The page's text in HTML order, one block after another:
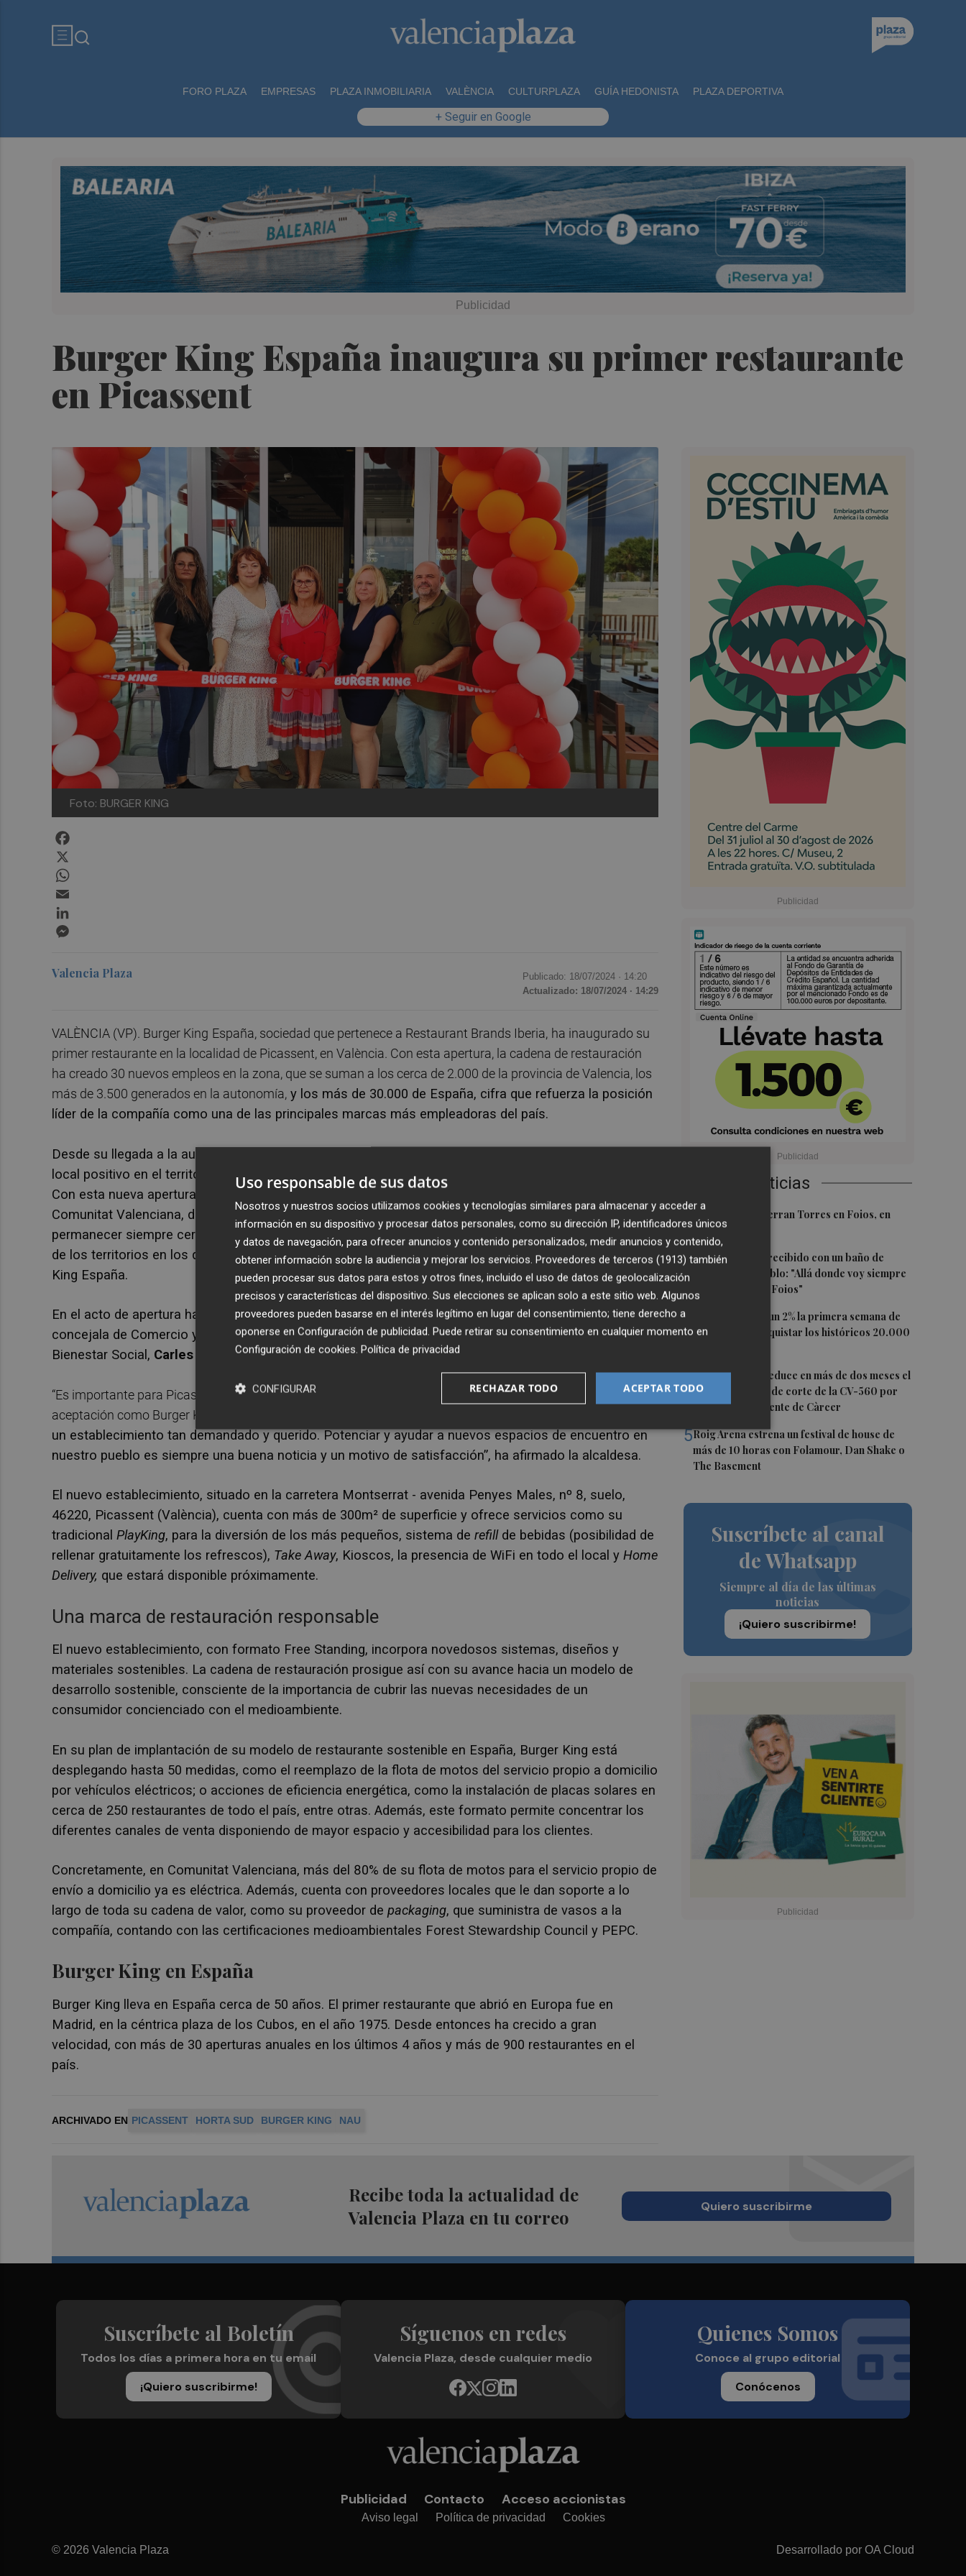
FORO PLAZA EMPRESAS PLAZA INMOBILIARIA VALÈNCIA CULTURPLAZA GUÍA HEDONISTA PLAZA DEPORTIVA
+ Seguir en Google
Burger King España inaugura su primer restaurante
en Picassent
Foto: BURGER KING
Últimas Noticias
1 El homenaje a Ferran Torres en Foios, en
imágenes
2Ferran Torres, recibido con un baño de
masas en su pueblo: "Allá donde voy siempre
digo que soy de Foios"
3
El Ibex 35 sube un 2% la primera semana de
agosto tras conquistar los históricos 20.000
4La Diputación reduce en más de dos meses el
tiempo previsto de corte de la CV-560 por
las obras del puente de Càrcer
5Roig Arena estrena un festival de house de
más de 10 horas con Folamour, Dan Shake o
The Basement
Suscríbete al canal
de Whatsapp
Siempre al día de las últimas
noticias
¡Quiero suscribirme!
Valencia Plaza Publicado: 18/07/2024 · 14:20
Actualizado: 18/07/2024 · 14:29
VALÈNCIA (VP). Burger King España, sociedad que pertenece a Restaurant Brands Iberia, ha inaugurado su
primer restaurante en la localidad de Picassent, en València. Con esta apertura, la cadena de restauración
ha creado 30 nuevos empleos en la zona, que se suman a los cerca de 2.000 de la provincia de Valencia, los
más de 3.500 generados en la autonomía, y los más de 30.000 de España, cifra que refuerza la posición
líder de la compañía como una de las principales marcas más empleadoras del país.
Desde su llegada a la autonomía, en el año 1981, Burger King sigue buscando generar un impacto
local positivo en el territorio.
“Estamos muy contentos de seguir creciendo en la provincia de Valencia.
Con esta nueva apertura en Picassent, podemos decir que ya estamos presentes en 40 municipios de
Comunitat Valenciana, demostrando así nuestra apuesta por el territorio y nuestro objetivo de
permanecer siempre cerca de nuestros clientes, convirtiéndonos en un agente activo de la economía
de los territorios en los que estamos presentes”, ha comentadoJorge Carvalho, director de Burger
King España.
En el acto de apertura han estado presentes la alcaldesa del municipio, Conxa García Ferrer; la
concejala de Comercio y Mercado,Leticia Hernandis; el tercer teniente de Alcalde y concejal de
Bienestar Social, Carles Silla y la responsable subterritorial de Burger King en la zona,
“Es importante para Picassent contar con una opción de ocio con una marca tan potente y con tanta
aceptación como Burger King
un establecimiento tan demandado y querido. Potenciar y ayudar a nuevos espacios de encuentro en
nuestro pueblo es siempre una buena noticia y un motivo de satisfacción”, ha afirmado la alcaldesa.
El nuevo establecimiento, situado en la carretera Montserrat - avenida Penyes Males, nº 8, suelo,
46220, Picassent (València), cuenta con más de 300m² de superficie y ofrece servicios como su
tradicional PlayKing, para la diversión de los más pequeños, sistema de refillde bebidas (posibilidad de
rellenar gratuitamente los refrescos), Take Away, Kioscos, la presencia de WiFi en todo el local y Home
Delivery, que estará disponible próximamente.
Una marca de restauración responsable
El nuevo establecimiento, con formato Free Standing, incorpora novedosos sistemas, diseños y
materiales sostenibles. La cadena de restauración prosigue así con su avance hacia un modelo de
desarrollo sostenible, consciente de la importancia de cubrir las nuevas necesidades de un
consumidor concienciado con el medioambiente.
En su plan de implantación de su modelo de restaurante sostenible en España, Burger King está
desplegando hasta 50 medidas, como el reemplazo de la flota de motos del servicio propio a domicilio
por vehículos eléctricos; o acciones de eficiencia energética, como la instalación de placas solares en
cerca de 250 restaurantes de todo el país, entre otras. Además, este formato permite concentrar los
diferentes canales de venta disponiendo de mayor espacio y accesibilidad para los clientes.
Concretamente, en Comunitat Valenciana, más del 80% de su flota de motos para el servicio propio de
envío a domicilio ya es eléctrica. Además, cuenta con proveedores locales que le dan soporte a lo
largo de toda su cadena de valor, como su proveedor de packaging, que suministra de vasos a la
compañía, contando con las certificaciones medioambientales Forest Stewardship Council y PEPC.
Burger King en España
Burger King lleva en España cerca de 50 años. El primer restaurante que abrió en Europa fue en
Madrid, en la céntrica plaza de los Cubos, en el año 1975. Desde entonces ha crecido a gran
velocidad, con más de 30 aperturas anuales en los últimos 4 años y más de 900 restaurantes en el
país.
ARCHIVADO EN PICASSENT HORTA SUD BURGER KING NAU
Recibe toda la actualidad de
Valencia Plaza en tu correo
Quiero suscribirme
Suscríbete al Boletín
Todos los días a primera hora en tu email
¡Quiero suscribirme!
Síguenos en redes
Valencia Plaza, desde cualquier medio
Quienes Somos
Conoce al grupo editorial
Conócenos
Publicidad Contacto Acceso accionistas
Aviso legal Política de privacidad Cookies
© 2026 Valencia Plaza Desarrollado por OA Cloud
Uso responsable de sus datos
Nosotros y nuestros socios utilizamos cookies y tecnologías similares para almacenar y acceder a
información en su dispositivo y procesar datos personales, como su dirección IP, identificadores únicos
y datos de navegación, para ofrecer anuncios y contenido personalizados, medir anuncios y contenido,
obtener información sobre la audiencia y mejorar los servicios. Proveedores de terceros (1913) también
pueden procesar sus datos para estos y otros fines, incluido el uso de datos de geolocalización
precisos y características del dispositivo. Sus elecciones se aplican solo a este sitio web. Algunos
proveedores pueden basarse en el interés legítimo en lugar del consentimiento; tiene derecho a
oponerse en Configuración de publicidad. Puede retirar su consentimiento en cualquier momento en
Configuración de cookies. Política de privacidad
ACEPTAR TODO
RECHAZAR TODO
CONFIGURAR